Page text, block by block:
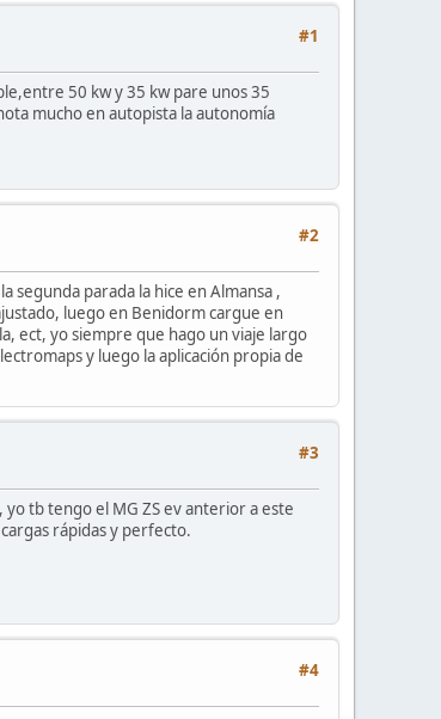
#1
50 kw y 35 kw pare unos 35
mucho en autopista la autonomía
#2
segunda parada la hice en Almansa ,
luego en Benidorm cargue en
ect, yo siempre que hago un viaje largo
y luego la aplicación propia de
#3
tb tengo el MG ZS ev anterior a este
rápidas y perfecto.
#4